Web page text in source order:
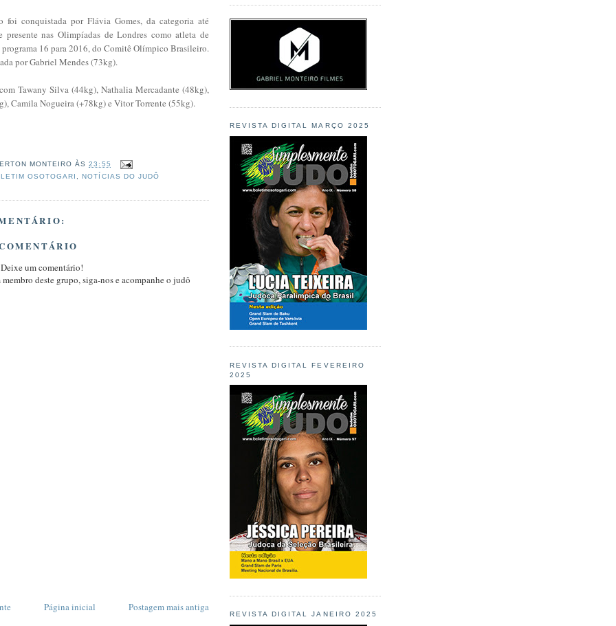
foi conquistada por Flávia Gomes, da categoria até
presente nas Olimpíadas de Londres como atleta de
16 para 2016, do Comitê Olímpico Brasileiro.
por Gabriel Mendes (73kg).
Tawany Silva (44kg), Nathalia Mercadante (48kg),
Camila Nogueira (+78kg) e Vitor Torrente (55kg).
MONTEIRO ÀS23:55
OSOTOGARI ,NOTÍCIAS DO JUDÔ
um comentário!
deste grupo, siga-nos e acompanhe o judô
Postagem mais antiga
Página inicial
REVISTA DIGITAL MARÇO 2025
REVISTA DIGITAL FEVEREIRO
2025
REVISTA DIGITAL JANEIRO 2025